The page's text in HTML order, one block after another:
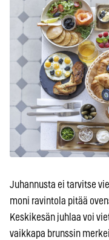
Juhannusta ei tarvitse
moni ravintola pitää
Keskikesän juhlaa voi
vaikkapa brunssin